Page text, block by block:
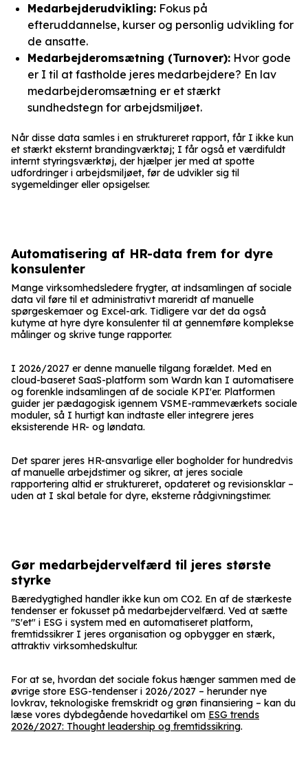
Medarbejderudvikling: Fokus på
efteruddannelse, kurser og personlig udvikling for
de ansatte.
Medarbejderomsætning (Turnover): Hvor gode
er I til at fastholde jeres medarbejdere? En lav
medarbejderomsætning er et stærkt
sundhedstegn for arbejdsmiljøet.
Når disse data samles i en struktureret rapport, får I ikke kun
et stærkt eksternt brandingværktøj; I får også et værdifuldt
internt styringsværktøj, der hjælper jer med at spotte
udfordringer i arbejdsmiljøet, før de udvikler sig til
sygemeldinger eller opsigelser.
Automatisering af HR-data frem for dyre
konsulenter
Mange virksomhedsledere frygter, at indsamlingen af sociale
data vil føre til et administrativt mareridt af manuelle
spørgeskemaer og Excel-ark. Tidligere var det da også
kutyme at hyre dyre konsulenter til at gennemføre komplekse
målinger og skrive tunge rapporter.
I 2026/2027 er denne manuelle tilgang forældet. Med en
cloud-baseret SaaS-platform som Wardn kan I automatisere
og forenkle indsamlingen af de sociale KPI'er. Platformen
guider jer pædagogisk igennem VSME-rammeværkets sociale
moduler, så I hurtigt kan indtaste eller integrere jeres
eksisterende HR- og løndata.
Det sparer jeres HR-ansvarlige eller bogholder for hundredvis
af manuelle arbejdstimer og sikrer, at jeres sociale
rapportering altid er struktureret, opdateret og revisionsklar –
uden at I skal betale for dyre, eksterne rådgivningstimer.
Gør medarbejdervelfærd til jeres største
styrke
Bæredygtighed handler ikke kun om CO2. En af de stærkeste
tendenser er fokusset på medarbejdervelfærd. Ved at sætte
"S'et" i ESG i system med en automatiseret platform,
fremtidssikrer I jeres organisation og opbygger en stærk,
attraktiv virksomhedskultur.
For at se, hvordan det sociale fokus hænger sammen med de
øvrige store ESG-tendenser i 2026/2027 – herunder nye
lovkrav, teknologiske fremskridt og grøn finansiering – kan du
læse vores dybdegående hovedartikel om ESG trends
2026/2027: Thought leadership og fremtidssikring.